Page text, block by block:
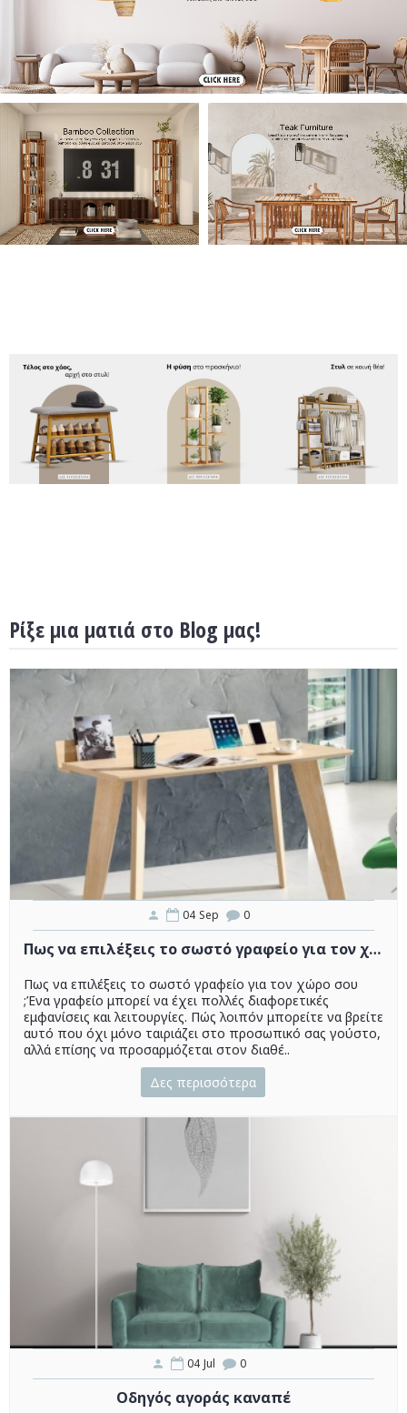
Ρίξε μια ματιά στο Blog μας!
04 Sep 0
Πως να επιλέξεις το σωστό γραφείο για τον χώρο σου ;
Πως να επιλέξεις το σωστό γραφείο για τον χώρο σου
;Ένα γραφείο μπορεί να έχει πολλές διαφορετικές
εμφανίσεις και λειτουργίες. Πώς λοιπόν μπορείτε να βρείτε
αυτό που όχι μόνο ταιριάζει στο προσωπικό σας γούστο,
αλλά επίσης να προσαρμόζεται στον διαθέ..
Δες περισσότερα
04 Jul 0
Οδηγός αγοράς καναπέ